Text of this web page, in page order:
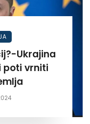
Ukrajina
poti vrniti